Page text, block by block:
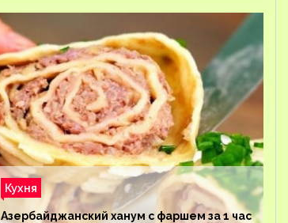
Кухня
Азербайджанский ханум с фаршем за 1 час